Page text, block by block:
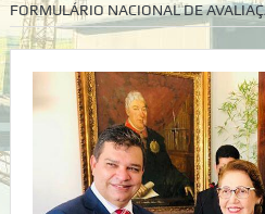
FORMULÁRIO NACIONAL DE